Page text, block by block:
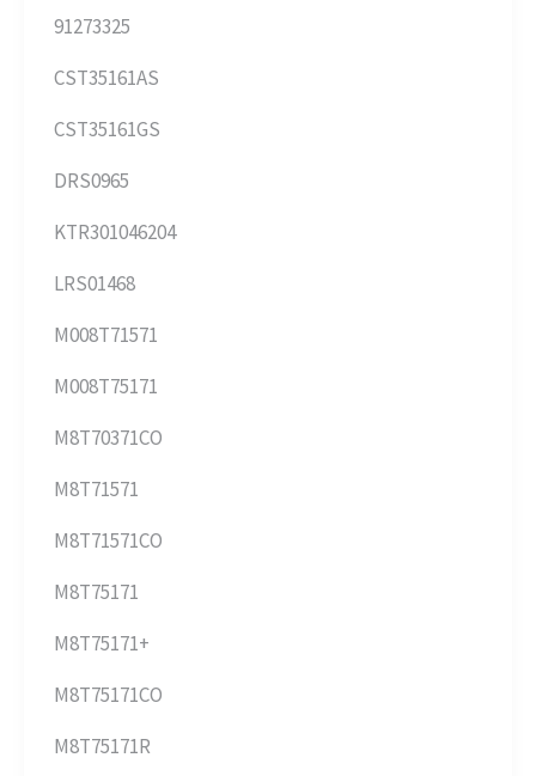
91273325
CST35161AS
CST35161GS
DRS0965
KTR301046204
LRS01468
M008T71571
M008T75171
M8T70371CO
M8T71571
M8T71571CO
M8T75171
M8T75171+
M8T75171CO
M8T75171R